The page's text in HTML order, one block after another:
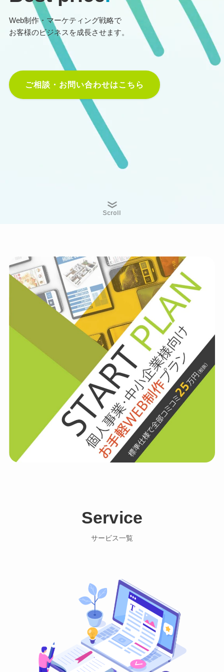
Web制作・マーケティング戦略で
お客様のビジネスを成長させます。
ご相談・お問い合わせはこちら
Scroll
Service
サービス一覧